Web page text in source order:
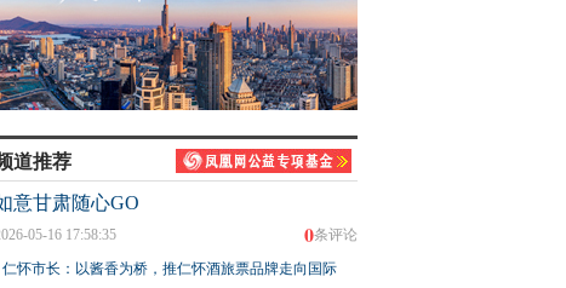
道推荐
意甘肃随心GO
0条评论
05-16 17:58:35
仁怀市长：以酱香为桥，推仁怀酒旅票品牌走向国际